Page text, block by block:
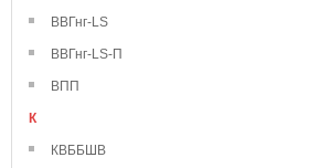
ВВГнг-LS
ВВГнг-LS-П
ВПП
К
КВББШВ